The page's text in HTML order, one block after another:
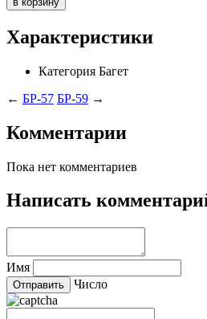
Характеристики
Категория Багет
← БР-57 БР-59 →
Комментарии
Пока нет комментариев
Написать
Имя
Число